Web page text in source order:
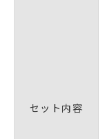
セット内容